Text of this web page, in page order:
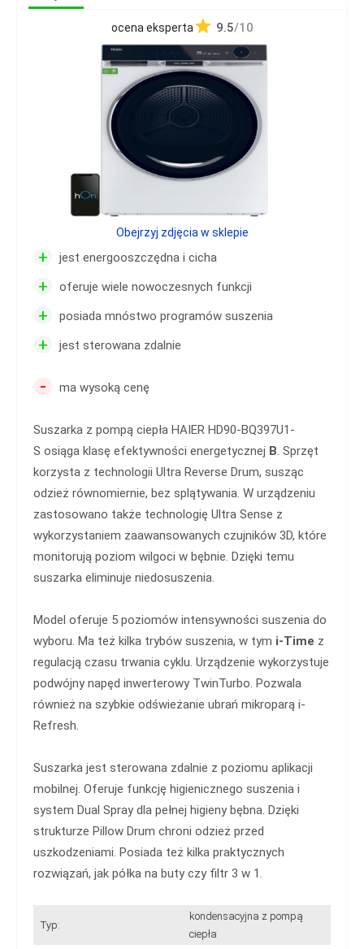
ocena eksperta 9.5/10
+ jest energooszczędna i cicha
+ oferuje wiele nowoczesnych funkcji
+ posiada mnóstwo programów suszenia
+ jest sterowana zdalnie
- ma wysoką cenę
Suszarka z pompą ciepła HAIER HD90-BQ397U1-
S osiąga klasę efektywności energetycznej B. Sprzęt
korzysta z technologii Ultra Reverse Drum, susząc
odzież równomiernie, bez splątywania. W urządzeniu
zastosowano także technologię Ultra Sense z
wykorzystaniem zaawansowanych czujników 3D, które
monitorują poziom wilgoci w bębnie. Dzięki temu
suszarka eliminuje niedosuszenia.
Model oferuje 5 poziomów intensywności suszenia do
wyboru. Ma też kilka trybów suszenia, w tym i-Time z
regulacją czasu trwania cyklu. Urządzenie wykorzystuje
podwójny napęd inwerterowy TwinTurbo. Pozwala
również na szybkie odświeżanie ubrań mikroparą i-
Refresh.
Suszarka jest sterowana zdalnie z poziomu aplikacji
mobilnej. Oferuje funkcję higienicznego suszenia i
system Dual Spray dla pełnej higieny bębna. Dzięki
strukturze Pillow Drum chroni odzież przed
uszkodzeniami. Posiada też kilka praktycznych
rozwiązań, jak półka na buty czy filtr 3 w 1.
Typ:
kondensacyjna z pompą
ciepła
Obejrzyj zdjęcia w sklepie